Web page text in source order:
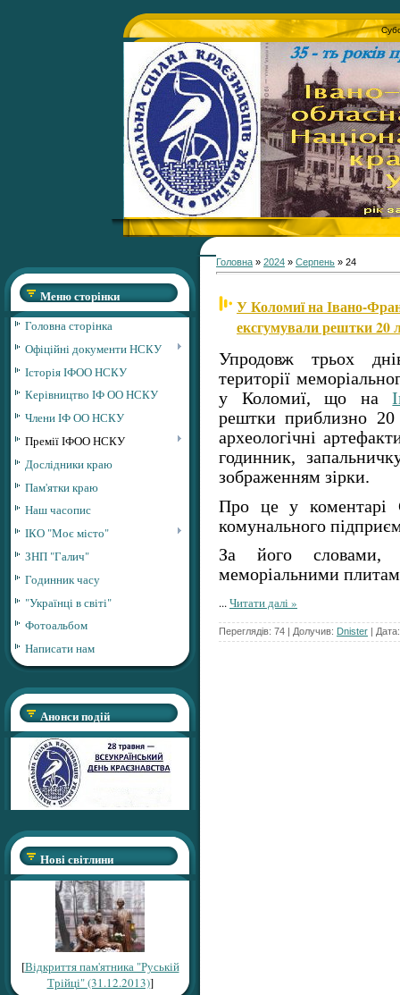
Меню сторінки
Головна сторінка
Офіційні документи НСКУ
Історія ІФОО НСКУ
Керівництво ІФ ОО НСКУ
Члени ІФ ОО НСКУ
Премії ІФОО НСКУ
Дослідники краю
Пам'ятки краю
Наш часопис
ІКО "Моє місто"
ЗНП "Галич"
Годинник часу
"Українці в світі"
Фотоальбом
Написати нам
Анонси подій
Нові світлини
[Відкриття пам'ятника "Руській
Трійці" (31.12.2013)]
Головна » 2024 » Серпень » 24
У Коломиї на Івано-
ексгумували рештки 20
Упродовж трьох
території
у Коломиї, що на
рештки приблизно
археологічні
годинник,
зображенням зірки.
Про це у коментарі
комунального
За його словами,
меморіальними
...Читати далі »
Переглядів: 74 | Долучив: Dnister |